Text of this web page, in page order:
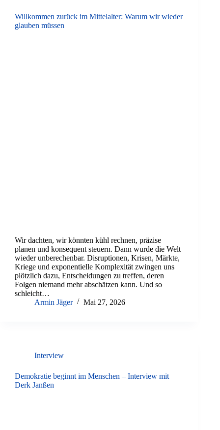
Willkommen zurück im Mittelalter: Warum wir wieder
glauben müssen
Wir dachten, wir könnten kühl rechnen, präzise
planen und konsequent steuern. Dann wurde die Welt
wieder unberechenbar. Disruptionen, Krisen, Märkte,
Kriege und exponentielle Komplexität zwingen uns
plötzlich dazu, Entscheidungen zu treffen, deren
Folgen niemand mehr abschätzen kann. Und so
schleicht…
Armin Jäger
Mai 27, 2026
Interview
Demokratie beginnt im Menschen – Interview mit
Derk Janßen